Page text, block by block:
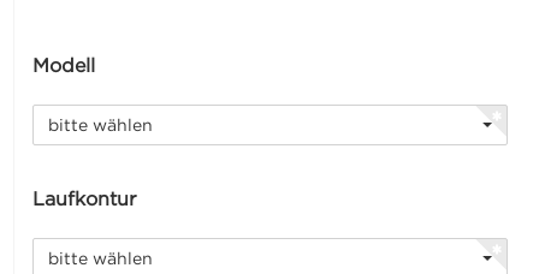
Modell
bitte wählen
Laufkontur
bitte wählen